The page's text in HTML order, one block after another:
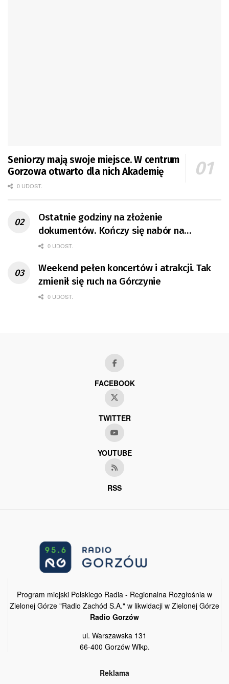
Seniorzy mają swoje miejsce. W centrum
Gorzowa otwarto dla nich Akademię
0 UDOST.
Ostatnie godziny na złożenie
dokumentów. Kończy się nabór na
mieszkania GTBS
0 UDOST.
Weekend pełen koncertów i atrakcji. Tak
zmienił się ruch na Górczynie
0 UDOST.
FACEBOOK
TWITTER
YOUTUBE
RSS
Program miejski Polskiego Radia - Regionalna Rozgłośnia w
Zielonej Górze "Radio Zachód S.A." w likwidacji w Zielonej Górze
Radio Gorzów
ul. Warszawska 131
66-400 Gorzów Wlkp.
Reklama